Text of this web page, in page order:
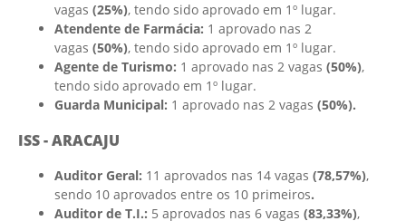
vagas (25%), tendo sido aprovado em 1º lugar.
Atendente de Farmácia: 1 aprovado nas 2
vagas (50%), tendo sido aprovado em 1º lugar.
Agente de Turismo: 1 aprovado nas 2 vagas (50%),
tendo sido aprovado em 1º lugar.
Guarda Municipal: 1 aprovado nas 2 vagas (50%).
ISS - ARACAJU
Auditor Geral: 11 aprovados nas 14 vagas (78,57%),
sendo 10 aprovados entre os 10 primeiros.
Auditor de T.I.: 5 aprovados nas 6 vagas (83,33%),